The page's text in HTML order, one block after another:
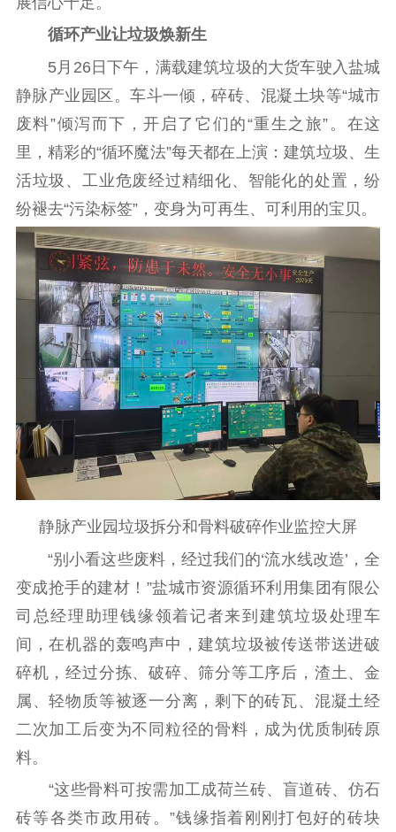
循环产业让垃圾焕新生
5月26日下午，满载建筑垃圾的大货车驶入盐城
静脉产业园区。车斗一倾，碎砖、混凝土块等“城市
废料”倾泻而下，开启了它们的“重生之旅”。在这
里，精彩的“循环魔法”每天都在上演：建筑垃圾、生
活垃圾、工业危废经过精细化、智能化的处置，纷
纷褪去“污染标签”，变身为可再生、可利用的宝贝。
静脉产业园垃圾拆分和骨料破碎作业监控大屏
“别小看这些废料，经过我们的‘流水线改造’，全
变成抢手的建材！”盐城市资源循环利用集团有限公
司总经理助理钱缘领着记者来到建筑垃圾处理车
间，在机器的轰鸣声中，建筑垃圾被传送带送进破
碎机，经过分拣、破碎、筛分等工序后，渣土、金
属、轻物质等被逐一分离，剩下的砖瓦、混凝土经
二次加工后变为不同粒径的骨料，成为优质制砖原
料。
“这些骨料可按需加工成荷兰砖、盲道砖、仿石
砖等各类市政用砖。”钱缘指着刚刚打包好的砖块